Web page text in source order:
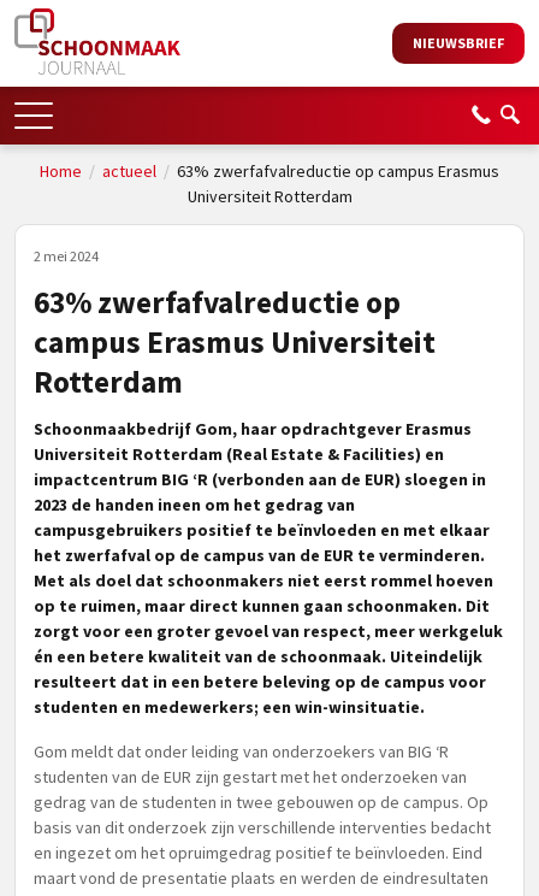
NIEUWSBRIEF
Home / actueel / 63% zwerfafvalreductie op campus Erasmus
Universiteit Rotterdam
2 mei 2024
63% zwerfafvalreductie op
campus Erasmus Universiteit
Rotterdam
Schoonmaakbedrijf Gom, haar opdrachtgever Erasmus
Universiteit Rotterdam (Real Estate & Facilities) en
impactcentrum BIG ‘R (verbonden aan de EUR) sloegen in
2023 de handen ineen om het gedrag van
campusgebruikers positief te beïnvloeden en met elkaar
het zwerfafval op de campus van de EUR te verminderen.
Met als doel dat schoonmakers niet eerst rommel hoeven
op te ruimen, maar direct kunnen gaan schoonmaken. Dit
zorgt voor een groter gevoel van respect, meer werkgeluk
én een betere kwaliteit van de schoonmaak. Uiteindelijk
resulteert dat in een betere beleving op de campus voor
studenten en medewerkers; een win-winsituatie.
Gom meldt dat onder leiding van onderzoekers van BIG ‘R
studenten van de EUR zijn gestart met het onderzoeken van
gedrag van de studenten in twee gebouwen op de campus. Op
basis van dit onderzoek zijn verschillende interventies bedacht
en ingezet om het opruimgedrag positief te beïnvloeden. Eind
maart vond de presentatie plaats en werden de eindresultaten